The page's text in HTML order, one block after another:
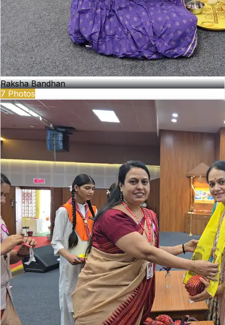
Raksha Bandhan
7 Photos